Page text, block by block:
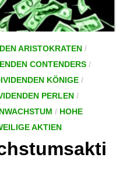
ARISTOKRATEN/
CONTENDERS/
KÖNIGE/
PERLEN/
/ HOHE
AKTIEN